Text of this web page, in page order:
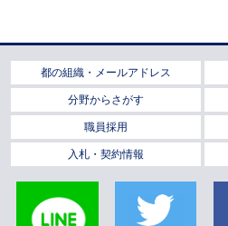
都の組織・メールアドレス
分野からさがす
職員採用
入札・契約情報